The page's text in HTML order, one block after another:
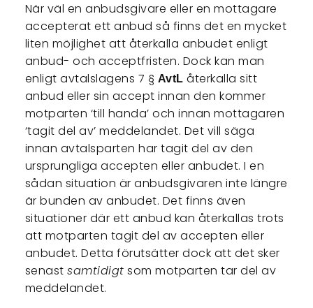
När väl en anbudsgivare eller en mottagare
accepterat ett anbud så finns det en mycket
liten möjlighet att återkalla anbudet enligt
anbud- och acceptfristen. Dock kan man
enligt avtalslagens 7 § AvtL återkalla sitt
anbud eller sin accept innan den kommer
motparten ‘till handa’ och innan mottagaren
‘tagit del av’ meddelandet. Det vill säga
innan avtalsparten har tagit del av den
ursprungliga accepten eller anbudet. I en
sådan situation är anbudsgivaren inte längre
är bunden av anbudet. Det finns även
situationer där ett anbud kan återkallas trots
att motparten tagit del av accepten eller
anbudet. Detta förutsätter dock att det sker
senastsamtidigt som motparten tar del av
meddelandet.